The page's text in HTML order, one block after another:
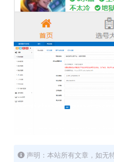
声明：本站所有文章，如无